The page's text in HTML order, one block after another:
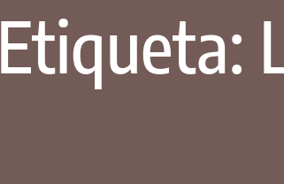
Etiqueta: